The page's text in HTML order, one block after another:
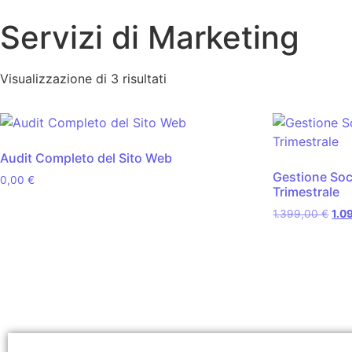
Servizi di Marketing
Visualizzazione di 3 risultati
Audit Completo del Sito Web
0,00 €
Gestione
Trimestrale
1.399,00€